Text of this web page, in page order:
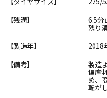
【残溝】
6.5分
残り
【製造年】
2018
【備考】
製造
偏摩
め、
転が